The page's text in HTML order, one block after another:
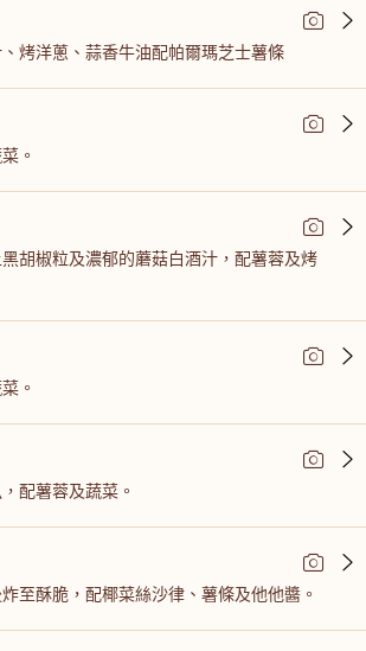
烤洋蔥、蒜香牛油配帕爾瑪芝士薯條
。
胡椒粒及濃郁的蘑菇白酒汁，配薯蓉及烤
。
配薯蓉及蔬菜。
至酥脆，配椰菜絲沙律、薯條及他他醬。